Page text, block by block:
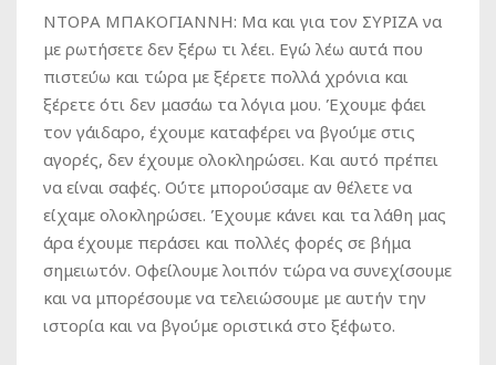
ΝΤΟΡΑ ΜΠΑΚΟΓΙΑΝΝΗ: Μα και για τον ΣΥΡΙΖΑ να
με ρωτήσετε δεν ξέρω τι λέει. Εγώ λέω αυτά που
πιστεύω και τώρα με ξέρετε πολλά χρόνια και
ξέρετε ότι δεν μασάω τα λόγια μου. Έχουμε φάει
τον γάιδαρο, έχουμε καταφέρει να βγούμε στις
αγορές, δεν έχουμε ολοκληρώσει. Και αυτό πρέπει
να είναι σαφές. Ούτε μπορούσαμε αν θέλετε να
είχαμε ολοκληρώσει. Έχουμε κάνει και τα λάθη μας
άρα έχουμε περάσει και πολλές φορές σε βήμα
σημειωτόν. Οφείλουμε λοιπόν τώρα να συνεχίσουμε
και να μπορέσουμε να τελειώσουμε με αυτήν την
ιστορία και να βγούμε οριστικά στο ξέφωτο.